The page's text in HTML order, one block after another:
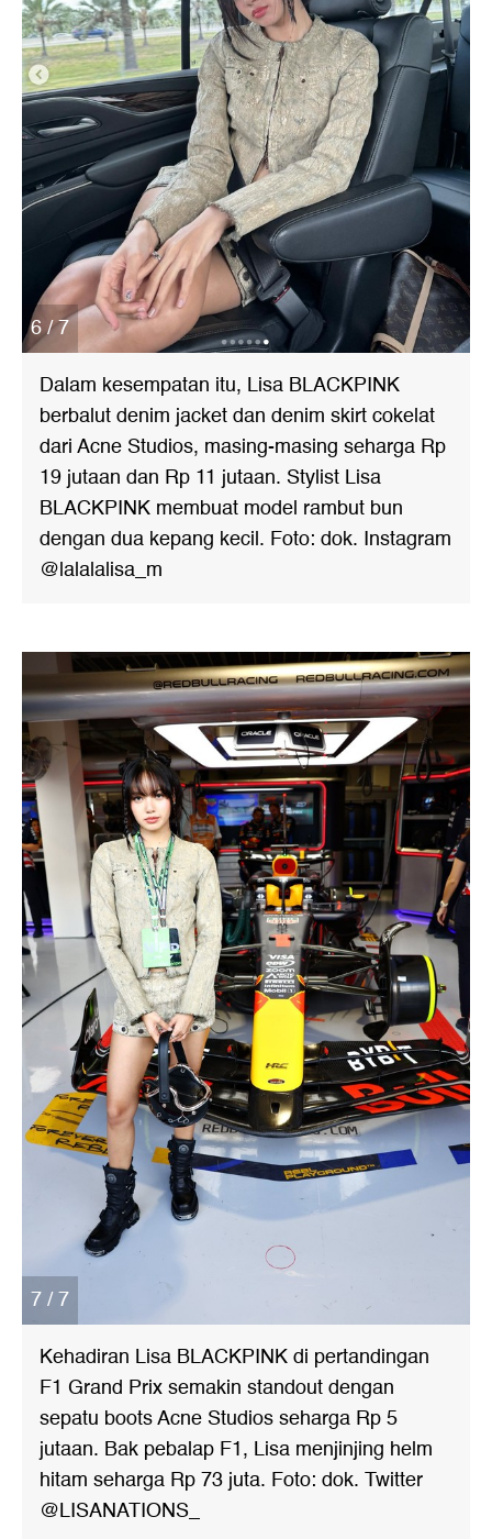
6 / 7
Dalam kesempatan itu, Lisa BLACKPINK
berbalut denim jacket dan denim skirt cokelat
dari Acne Studios, masing-masing seharga Rp
19 jutaan dan Rp 11 jutaan. Stylist Lisa
BLACKPINK membuat model rambut bun
dengan dua kepang kecil. Foto: dok. Instagram
@lalalalisa_m
7 / 7
Kehadiran Lisa BLACKPINK di pertandingan
F1 Grand Prix semakin standout dengan
sepatu boots Acne Studios seharga Rp 5
jutaan. Bak pebalap F1, Lisa menjinjing helm
hitam seharga Rp 73 juta. Foto: dok. Twitter
@LISANATIONS_